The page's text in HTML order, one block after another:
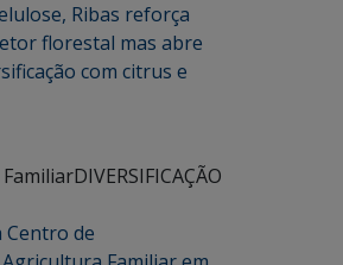
Ribas reforça
florestal mas abre
com citrus e
DIVERSIFICAÇÃO
Centro de